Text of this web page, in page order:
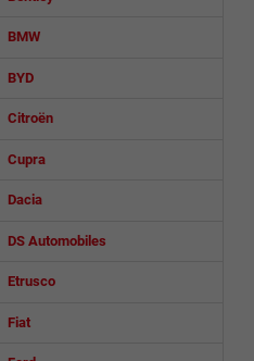
BMW
BYD
Citroën
Cupra
Dacia
DS Automobiles
Etrusco
Fiat